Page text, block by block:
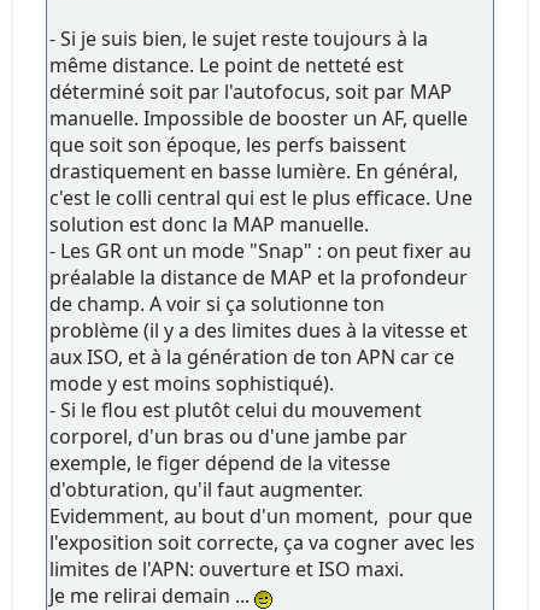
- Si je suis bien, le sujet reste toujours à la
même distance. Le point de netteté est
déterminé soit par l'autofocus, soit par MAP
manuelle. Impossible de booster un AF, quelle
que soit son époque, les perfs baissent
drastiquement en basse lumière. En général,
c'est le colli central qui est le plus efficace. Une
solution est donc la MAP manuelle.
- Les GR ont un mode "Snap" : on peut fixer au
préalable la distance de MAP et la profondeur
de champ. A voir si ça solutionne ton
problème (il y a des limites dues à la vitesse et
aux ISO, et à la génération de ton APN car ce
mode y est moins sophistiqué).
- Si le flou est plutôt celui du mouvement
corporel, d'un bras ou d'une jambe par
exemple, le figer dépend de la vitesse
d'obturation, qu'il faut augmenter.
Evidemment, au bout d'un moment, pour que
l'exposition soit correcte, ça va cogner avec les
limites de l'APN: ouverture et ISO maxi.
Je me relirai demain ...